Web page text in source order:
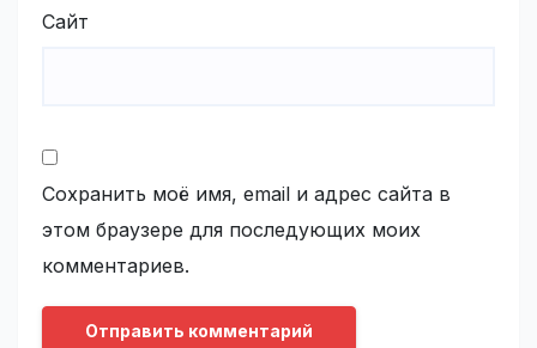
Сайт
Сохранить моё имя, email и адрес сайта в
этом браузере для последующих моих
комментариев.